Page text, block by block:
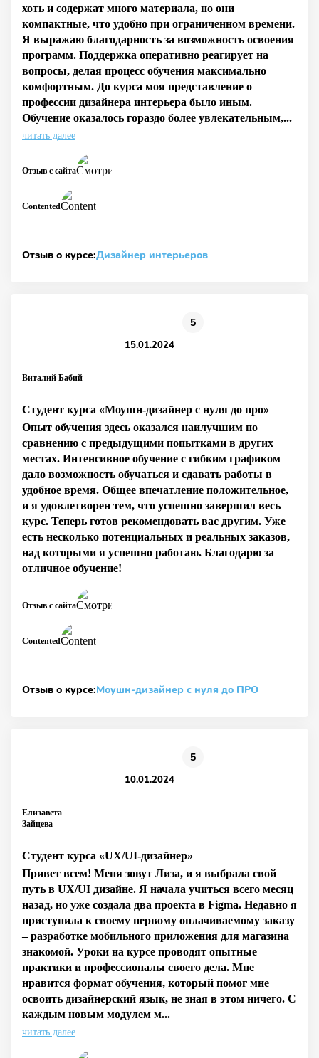
хоть и содержат много материала, но они
компактные, что удобно при ограниченном времени.
Я выражаю благодарность за возможность освоения
программ. Поддержка оперативно реагирует на
вопросы, делая процесс обучения максимально
комфортным. До курса моя представление о
профессии дизайнера интерьера было иным.
Обучение оказалось гораздо более увлекательным,...
читать далее
Contented
Отзыв с сайта
Отзыв о курсе:Дизайнер интерьеров
Виталий Бабий
5
15.01.2024
Студент курса «Моушн-дизайнер с нуля до про»
Опыт обучения здесь оказался наилучшим по
сравнению с предыдущими попытками в других
местах. Интенсивное обучение с гибким графиком
дало возможность обучаться и сдавать работы в
удобное время. Общее впечатление положительное,
и я удовлетворен тем, что успешно завершил весь
курс. Теперь готов рекомендовать вас другим. Уже
есть несколько потенциальных и реальных заказов,
над которыми я успешно работаю. Благодарю за
отличное обучение!
Contented
Отзыв с сайта
Отзыв о курсе:Моушн-дизайнер с нуля до ПРО
Елизавета
Зайцева
5
10.01.2024
Студент курса «UX/UI-дизайнер»
Привет всем! Меня зовут Лиза, и я выбрала свой
путь в UX/UI дизайне. Я начала учиться всего месяц
назад, но уже создала два проекта в Figma. Недавно я
приступила к своему первому оплачиваемому заказу
– разработке мобильного приложения для магазина
знакомой. Уроки на курсе проводят опытные
практики и профессионалы своего дела. Мне
нравится формат обучения, который помог мне
освоить дизайнерский язык, не зная в этом ничего. С
каждым новым модулем м...
читать далее